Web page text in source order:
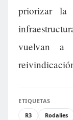
priorizar la
vuelvan a
ETIQUETAS
R3
Rodalies